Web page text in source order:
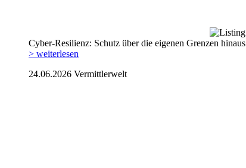
Cyber-Resilienz: Schutz über die eigenen Grenzen hinaus
> weiterlesen
24.06.2026 Vermittlerwelt